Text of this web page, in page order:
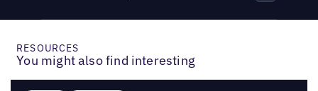
RESOURCES
You might also find interesting